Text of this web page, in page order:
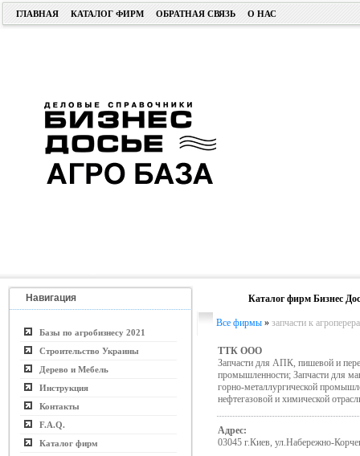
ГЛАВНАЯ КАТАЛОГ ФИРМ ОБРАТНАЯ СВЯЗЬ О НАС
Навигация
Базы по агробизнесу 2021
Строительство Украины
Дерево и Мебель
Инструкция
Контакты
F.A.Q.
Каталог фирм
Каталог фирм Бизнес
Все фирмы » запчасти к
ТТК ООО
Запчасти для АПК, пишевой и
промышленности; Запчасти для
горно-металлургической
нефтегазовой и химической
Адрес:
03045 г.Киев, ул.Набережно-